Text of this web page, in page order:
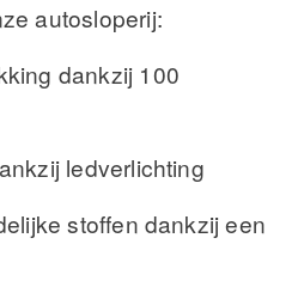
autosloperij:
dankzij 100
ledverlichting
stoffen dankzij een